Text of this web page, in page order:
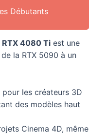
Débutants
RTX 4080 Ti est une
la RTX 5090 à un
les créateurs 3D
des modèles haut
Cinema 4D, même